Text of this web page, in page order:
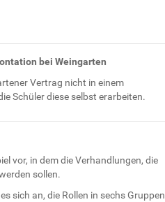
bei Weingarten
Vertrag nicht in einem
Schüler diese selbst erarbeiten.
vor, in dem die Verhandlungen, die
sollen.
sich an, die Rollen in sechs Gruppen